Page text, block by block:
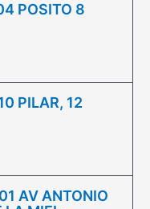
POSITO 8
PILAR, 12
AV ANTONIO